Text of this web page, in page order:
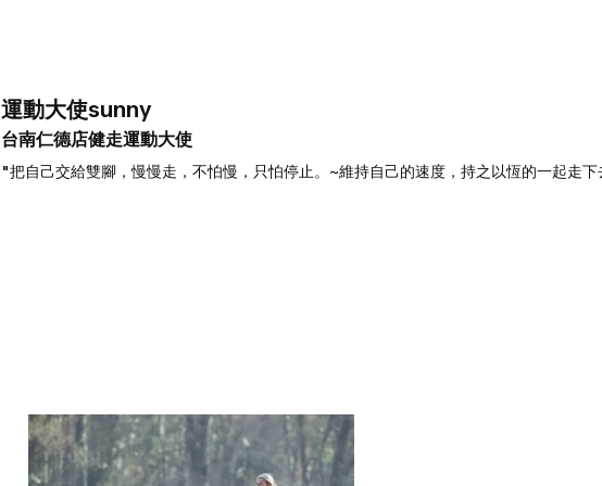
運動大使sunny
台南仁德店健走運動大使
"把自己交給雙腳，慢慢走，不怕慢，只怕停止。~維持自己的速度，持之以恆的一起走